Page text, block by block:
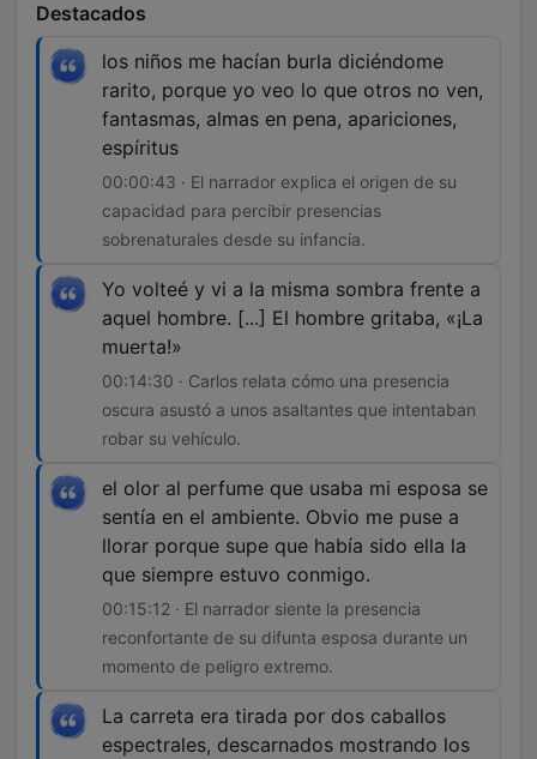
Destacados
los niños me hacían burla diciéndome
rarito, porque yo veo lo que otros no ven,
fantasmas, almas en pena, apariciones,
espíritus
00:00:43 · El narrador explica el origen de su
capacidad para percibir presencias
sobrenaturales desde su infancia.
Yo volteé y vi a la misma sombra frente a
aquel hombre. [...] El hombre gritaba, «¡La
muerta!»
00:14:30 · Carlos relata cómo una presencia
oscura asustó a unos asaltantes que intentaban
robar su vehículo.
el olor al perfume que usaba mi esposa se
sentía en el ambiente. Obvio me puse a
llorar porque supe que había sido ella la
que siempre estuvo conmigo.
00:15:12 · El narrador siente la presencia
reconfortante de su difunta esposa durante un
momento de peligro extremo.
La carreta era tirada por dos caballos
espectrales, descarnados mostrando los